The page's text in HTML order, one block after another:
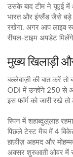
उसके बाद टीम ने यूएई में
भारत और इंग्लैंड जैसे बड़े
रखेगा. अगर आप लाइव
रीयल‑टाइम अपडेट
मुख्य खिलाड़ी
बल्लेबाज़ी की बात करें
ODI में उन्होंने 250 से
इस फॉर्म को जारी रखे
स्पिन में शहाब्दुल़्लाह
पिछले टेस्ट मैच में 4
हाफ़ीज़ अहमद और
अक्सर शुरुआती ओवर में